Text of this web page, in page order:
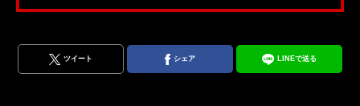
ツイート シェア LINEで送る